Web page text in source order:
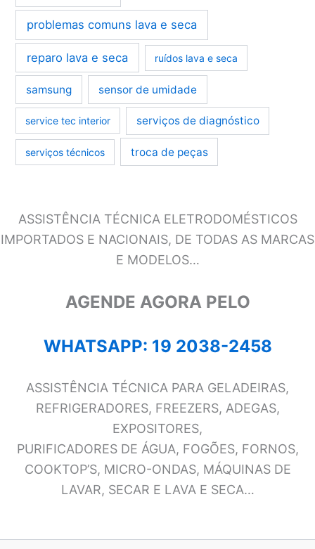
problemas comuns lava e seca
reparo lava e seca ruídos lava e seca
samsung sensor de umidade
service tec interior serviços de diagnóstico
serviços técnicos troca de peças
ASSISTÊNCIA TÉCNICA ELETRODOMÉSTICOS
IMPORTADOS E NACIONAIS, DE TODAS AS MARCAS
E MODELOS…
AGENDE AGORA PELO
WHATSAPP: 19 2038-2458
ASSISTÊNCIA TÉCNICA PARA GELADEIRAS,
REFRIGERADORES, FREEZERS, ADEGAS,
EXPOSITORES,
PURIFICADORES DE ÁGUA, FOGÕES, FORNOS,
COOKTOP’S, MICRO-ONDAS, MÁQUINAS DE
LAVAR, SECAR E LAVA E SECA…